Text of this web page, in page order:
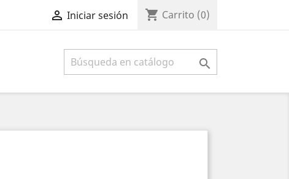
 Iniciar sesión shopping_cart Carrito (0)
